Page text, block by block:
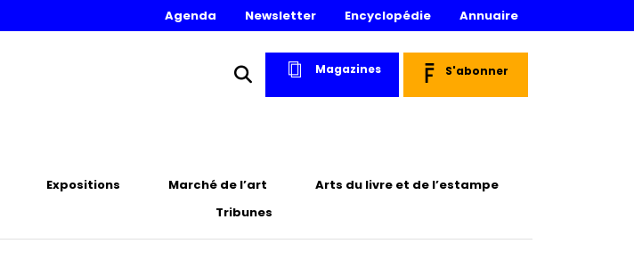
Agenda Newsletter Encyclopédie Annuaire
Magazines S'abonner
Expositions Marché de l’art
Arts du livre et de l’estampe
Tribunes